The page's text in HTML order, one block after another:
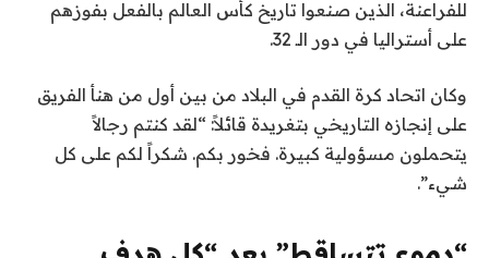
للفراعنة، الذين صنعوا تاريخ كأس العالم بالفعل بفوزهم
على أستراليا في دور الـ 32.
وكان اتحاد كرة القدم في البلاد من بين أول من هنأ الفريق
على إنجازه التاريخي بتغريدة قائلاً: “لقد كنتم رجالاً
يتحملون مسؤولية كبيرة. فخور بكم. شكراً لكم على كل
شيء”.